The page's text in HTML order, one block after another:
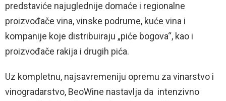
predstaviće najuglednije domaće i regionalne
proizvođače vina, vinske podrume, kuće vina i
kompanije koje distribuiraju „piće bogova“, kao i
proizvođače rakija i drugih pića.
Uz kompletnu, najsavremeniju opremu za vinarstvo i
vinogradarstvo, BeoWine nastavlja da intenzivno